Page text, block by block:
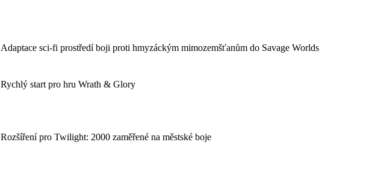
Adaptace sci-fi prostředí boji proti hmyzáckým mimozemšťanům do Savage Worlds
Rychlý start pro hru Wrath & Glory
Rozšíření pro Twilight: 2000 zaměřené na městské boje